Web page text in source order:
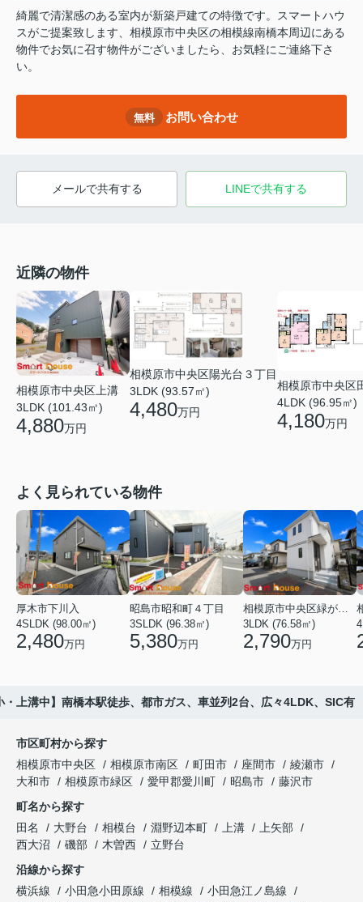
綺麗で清潔感のある室内が新築戸建ての特徴です。スマートハウ
スがご提案致します、相模原市中央区の相模線南橋本周辺にある
物件でお気に召す物件がございましたら、お気軽にご連絡下さ
い。
無料 お問い合わせ
メールで共有する LINEで共有する
近隣の物件
相模原市中央区上溝
3LDK (101.43㎡)
4,880万円
相模原市中央区陽光台３丁目
3LDK (93.57㎡)
4,480万円
相模原市中央区
4LDK (96.95㎡)
4,180万円
よく見られている物件
厚木市下川入
4SLDK (98.00㎡)
2,480万円
昭島市昭和町４丁目
3SLDK (96.38㎡)
5,380万円
相模原市中央区緑が丘１丁目
3LDK (76.58㎡)
2,790万円
上溝中】南橋本駅徒歩、都市ガス、車並列2台、広々4LDK、SIC有
市区町村から探す
相模原市中央区
相模原市南区 町田市 座間市
綾瀬市
大和市
相模原市緑区 愛甲郡愛川町 昭島市
藤沢市
町名から探す
田名
大野台 相模台 淵野辺本町 上溝
上矢部
西大沼
磯部 木曽西
立野台
沿線から探す
横浜線
小田急小田原線 相模線
小田急江ノ島線